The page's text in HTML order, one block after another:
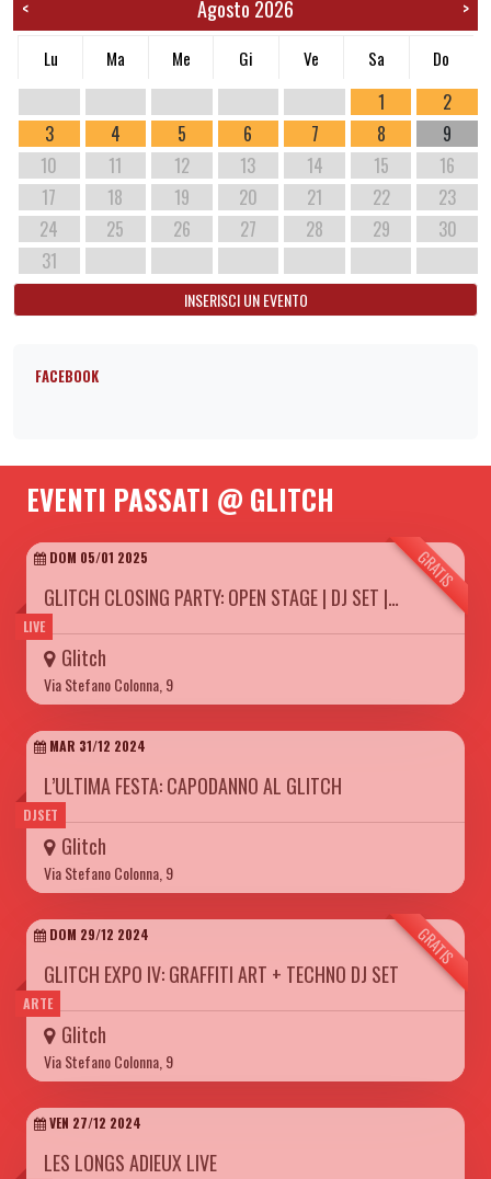
< Agosto 2026 >
Lu Ma Me Gi Ve Sa Do
1
2
3
4 5 6 7 8
9
10
11 12 13 14 15
16
17
18 19 20 21 22
23
24
25 26 27 28 29
30
31
INSERISCI UN EVENTO
FACEBOOK
EVENTI PASSATI @ GLITCH
LIVE
GRATIS
DOM 05/01 2025
GLITCH CLOSING PARTY: OPEN STAGE | DJ SET |…
Glitch
Via Stefano Colonna, 9
DJSET
MAR 31/12 2024
L’ULTIMA FESTA: CAPODANNO AL GLITCH
Glitch
Via Stefano Colonna, 9
ARTE
GRATIS
DOM 29/12 2024
GLITCH EXPO IV: GRAFFITI ART + TECHNO DJ SET
Glitch
Via Stefano Colonna, 9
VEN 27/12 2024
LES LONGS ADIEUX LIVE